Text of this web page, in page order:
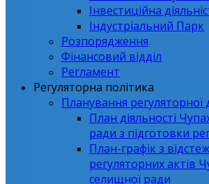
Інвестиційна
Індустріальний Парк
Розпорядження
Фінансовий відділ
Регламент
Регуляторна політика
Планування регуляторної
План діяльності
ради з підготовки
План-графік з
регуляторних актів
селищної ради